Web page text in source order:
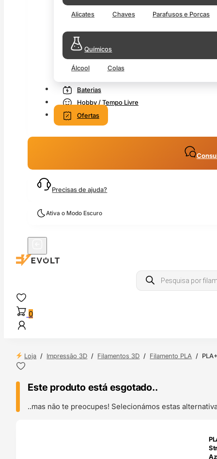
Alicates Chaves Parafusos e Porcas
Químicos
Álcool Colas
Baterias
Hobby / Tempo Livre
Ofertas
Precisas de ajuda?
Ativa o Modo Escuro
Products
search
0
Loja / Impressão 3D / Filamentos 3D / Filamento PLA /
Este produto está esgotado..
..mas não te preocupes! Selecionámos estas